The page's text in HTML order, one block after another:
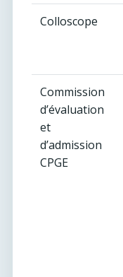
Colloscope
Commission
d’évaluation
et
d’admission
CPGE